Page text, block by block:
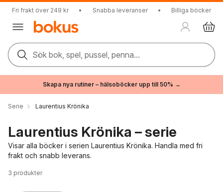
Fri frakt över 249 kr • Snabba leveranser • Billiga böcker
Sök bok, spel, pussel, penna...
Skapa nya rutiner – hälsoböcker upp till 50% →
Serie Laurentius Krönika
Laurentius Krönika – serie
Visar alla böcker i serien Laurentius Krönika. Handla med fri
frakt och snabb leverans.
3 produkter